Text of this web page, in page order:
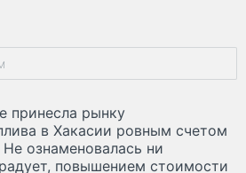
принесла рынку
в Хакасии ровным счетом
ознаменовалась ни
повышением стоимости